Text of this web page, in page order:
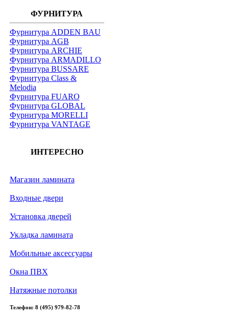
ФУРНИТУРА
Фурнитура ADDEN BAU
Фурнитура AGB
Фурнитура ARCHIE
Фурнитура ARMADILLO
Фурнитура BUSSARE
Фурнитура Class &
Melodia
Фурнитура FUARO
Фурнитура GLOBAL
Фурнитура MORELLI
Фурнитура VANTAGE
ИНТЕРЕСНО
Магазин ламината
Входные двери
Установка дверей
Укладка ламината
Мобильные аксессуары
Окна ПВХ
Натяжные потолки
Телефон: 8 (495) 979-82-78